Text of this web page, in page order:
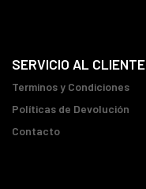
SERVICIO AL CLIENTE
Terminos y Condiciones
Políticas de Devolución
Contacto